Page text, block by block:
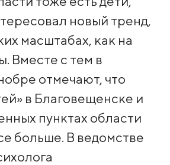
новый тренд,
масштабах, как на
Вместе с тем в
отмечают, что
в Благовещенске и
пунктах области
больше. В ведомстве